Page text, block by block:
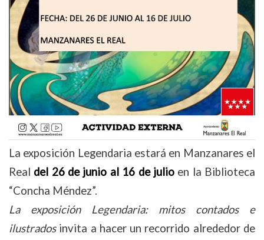
La exposición Legendaria estará en Manzanares el
Real del 26 de junio al 16 de julioen la Biblioteca
“Concha Méndez”.
La exposición Legendaria: mitos contados e
ilustradosinvita a hacer un recorrido alrededor de